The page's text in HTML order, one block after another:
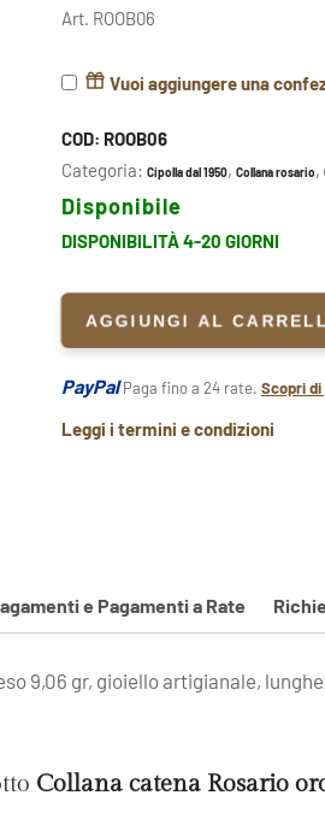
Art. ROOB06
Vuoi aggiungere una
COD: ROOB06
Categoria: Cipolla dal 1950, Collana rosario,
Disponibile
DISPONIBILITÀ 4-20 GIORNI
AGGIUNGI AL
PayPal Paga fino a 24 rate. Scopri di
Leggi i termini e condizioni
e Pagamenti a Rate
9,06 gr, gioiello artigianale,
Collana catena Rosario